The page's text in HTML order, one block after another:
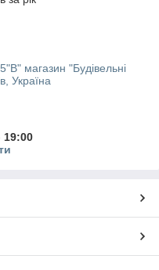
магазин "Будівельні
Україна
19:00